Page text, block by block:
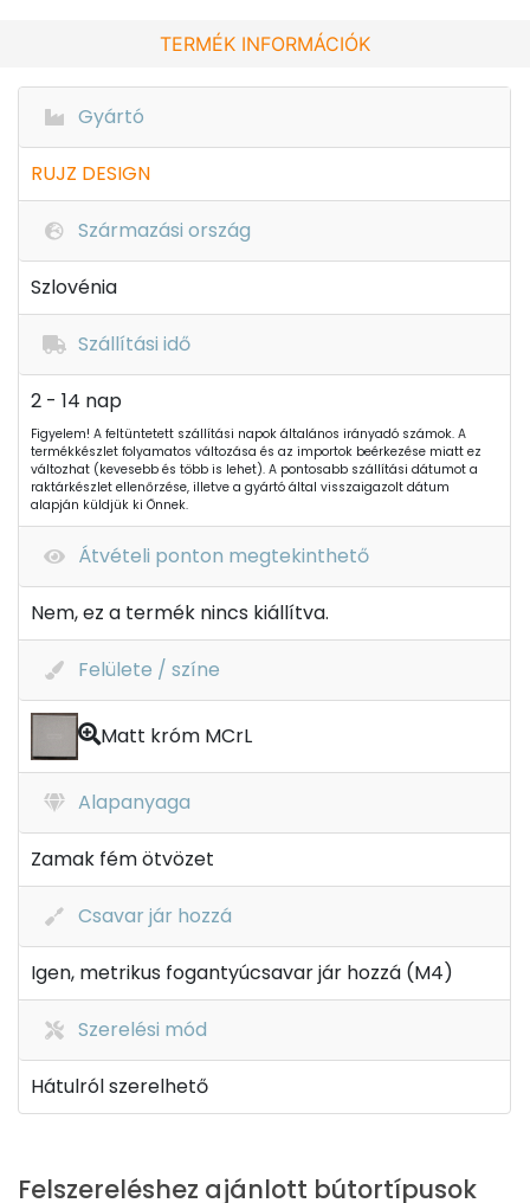
TERMÉK INFORMÁCIÓK
Gyártó
RUJZ DESIGN
Származási ország
Szlovénia
Szállítási idő
2 - 14 nap
Figyelem! A feltüntetett szállítási napok általános irányadó számok. A
termékkészlet folyamatos változása és az importok beérkezése miatt ez
változhat (kevesebb és több is lehet). A pontosabb szállítási dátumot a
raktárkészlet ellenőrzése, illetve a gyártó által visszaigazolt dátum
alapján küldjük ki Önnek.
Átvételi ponton megtekinthető
Nem, ez a termék nincs kiállítva.
Felülete / színe
Matt króm MCrL
Alapanyaga
Zamak fém ötvözet
Csavar jár hozzá
Igen, metrikus fogantyúcsavar jár hozzá (M4)
Szerelési mód
Hátulról szerelhető
Felszereléshez ajánlott bútortípusok